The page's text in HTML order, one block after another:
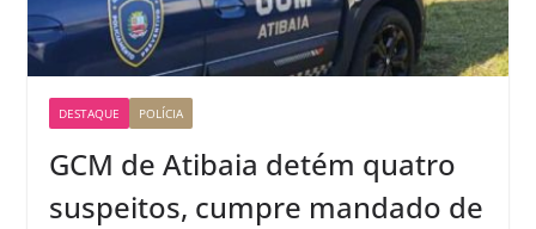
DESTAQUE POLÍCIA
GCM de Atibaia detém quatro
suspeitos, cumpre mandado de